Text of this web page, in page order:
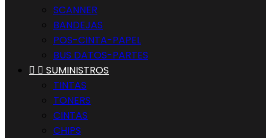
SCANNER
BANDEJAS
POS-CINTA-PAPEL
BUS DATOS-PARTES
  SUMINISTROS
TINTAS
TONERS
CINTAS
CHIPS